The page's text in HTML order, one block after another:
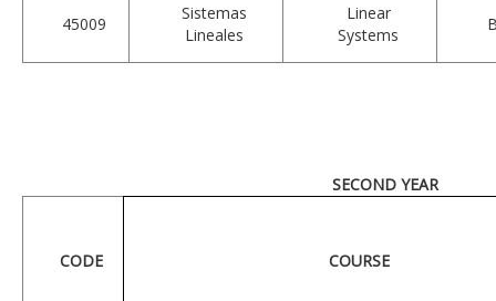
45009
Sistemas
Lineales
Linear
Systems
CODE COURSE
SECOND YEAR